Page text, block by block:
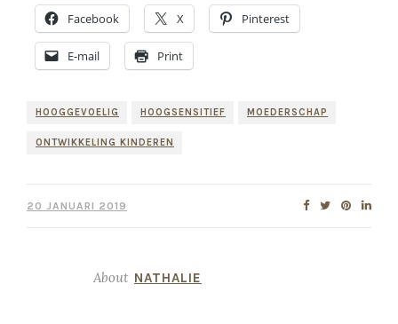
Facebook X Pinterest
E-mail Print
HOOGGEVOELIG HOOGSENSITIEF MOEDERSCHAP
ONTWIKKELING KINDEREN
20 JANUARI 2019
About NATHALIE